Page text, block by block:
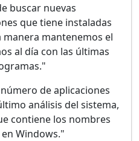
buscar nuevas
que tiene instaladas
manera mantenemos el
al día con las últimas
de aplicaciones
análisis del sistema,
contiene los nombres
Windows."